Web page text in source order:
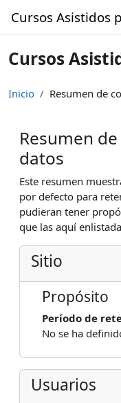
Cursos Asistidos
Cursos
Inicio Resumen de
Resumen
datos
Este resumen
por defecto para
pudieran tener
que las aquí
Sitio
Propósito
Período de
No se ha
Usuarios